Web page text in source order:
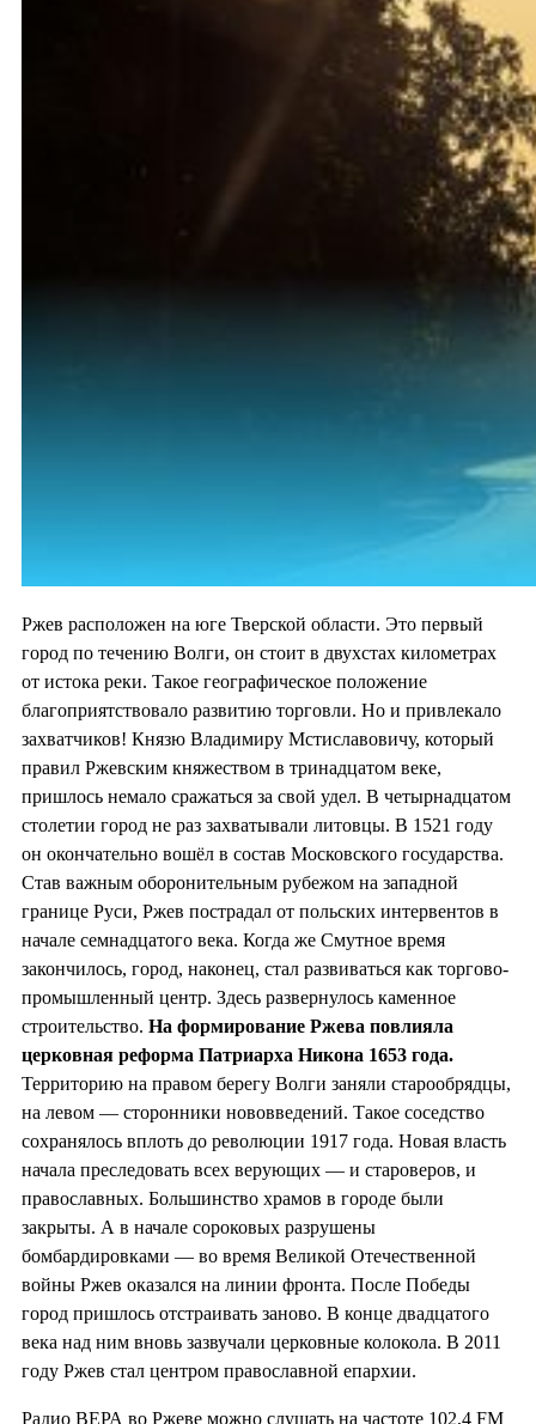
Ржев расположен на юге Тверской области. Это первый
город по течению Волги, он стоит в двухстах километрах
от истока реки. Такое географическое положение
благоприятствовало развитию торговли. Но и привлекало
захватчиков! Князю Владимиру Мстиславовичу, который
правил Ржевским княжеством в тринадцатом веке,
пришлось немало сражаться за свой удел. В четырнадцатом
столетии город не раз захватывали литовцы. В 1521 году
он окончательно вошёл в состав Московского государства.
Став важным оборонительным рубежом на западной
границе Руси, Ржев пострадал от польских интервентов в
начале семнадцатого века. Когда же Смутное время
закончилось, город, наконец, стал развиваться как торгово-
промышленный центр. Здесь развернулось каменное
строительство. На формирование Ржева повлияла
церковная реформа Патриарха Никона 1653 года.
Территорию на правом берегу Волги заняли старообрядцы,
на левом — сторонники нововведений. Такое соседство
сохранялось вплоть до революции 1917 года. Новая власть
начала преследовать всех верующих — и староверов, и
православных. Большинство храмов в городе были
закрыты. А в начале сороковых разрушены
бомбардировками — во время Великой Отечественной
войны Ржев оказался на линии фронта. После Победы
город пришлось отстраивать заново. В конце двадцатого
века над ним вновь зазвучали церковные колокола. В 2011
году Ржев стал центром православной епархии.
Радио ВЕРА во Ржеве можно слушать на частоте 102,4 FM